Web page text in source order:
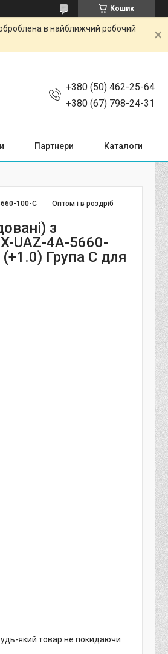
Кошик
в найближчий робочий
+380 (50) 462-25-64
+380 (67) 798-24-31
Партнери Каталоги
Оптом і в роздріб
100-C
з
UAZ-4A-5660-
Група С для
який товар не покидаючи